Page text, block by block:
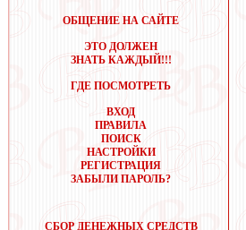
ОБЩЕНИЕ НА САЙТЕ
ЭТО ДОЛЖЕН
ЗНАТЬ КАЖДЫЙ!!!
ГДЕ ПОСМОТРЕТЬ
ВХОД
ПРАВИЛА
ПОИСК
НАСТРОЙКИ
РЕГИСТРАЦИЯ
ЗАБЫЛИ ПАРОЛЬ?
СБОР ДЕНЕЖНЫХ СРЕДСТВ